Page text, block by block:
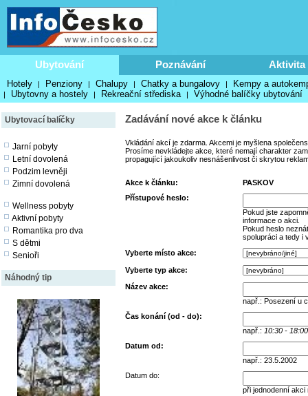
Ubytování Poznávání Aktivita
Hotely | Penziony | Chalupy | Chatky a bungalovy | Kempy a
| Ubytovny a hostely | Rekreační střediska | Výhodné balíčky ubytování
Ubytovací balíčky
Jarní pobyty
Letní dovolená
Podzim levněji
Zimní dovolená
Wellness pobyty
Aktivní pobyty
Romantika pro dva
S dětmi
Senioři
Náhodný tip
Zadávání nové akce k článku
Vkládání akcí je zdarma. Akcemi je myšlena
Prosíme nevkládejte akce, které nemají charakter
propagující jakoukoliv nesnášenlivost či skrytou
Akce k článku:
PASKOV
Přístupové heslo:
Pokud jste
informace o akci.
Pokud heslo
spolupráci a tedy i
Vyberte místo akce:
Vyberte typ akce:
Název akce:
např.: Posezení u
Čas konání (od - do):
např.: 10:30 - 18:00
Datum od:
např.: 23.5.2002
Datum do:
při jednodenní akci